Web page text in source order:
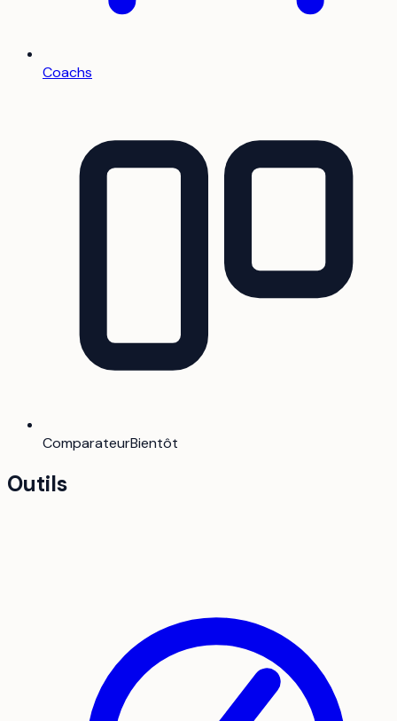
Coachs
ComparateurBientôt
Outils